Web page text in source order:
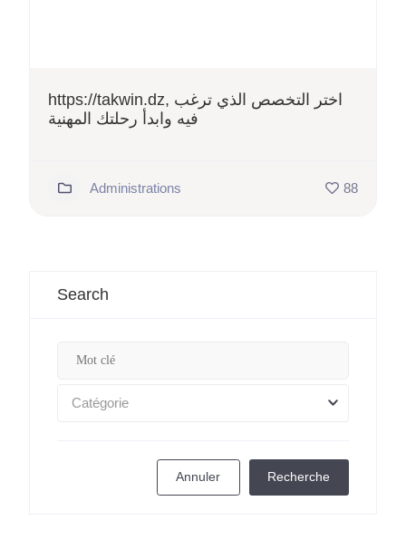
https://takwin.dz, اختر التخصص الذي ترغب
فيه وابدأ رحلتك المهنية
Administrations 88
Search
Catégorie
Annuler Recherche